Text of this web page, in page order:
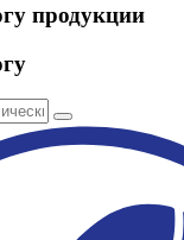
продукции